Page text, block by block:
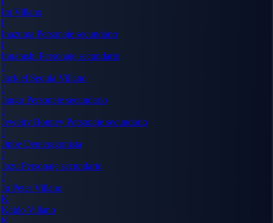
Im Villano
I
Inazuma Personaje secundario
I
Inuarashi Personaje secundario
J
Jack el Sequía Villano
J
Jango Personaje secundario
J
Jewelry Bonney Personaje secundario
J
Jinbe Deuteragonista
J
Jozu Personaje secundario
J
Ju PeterVillano
K
Kaido Villano
K